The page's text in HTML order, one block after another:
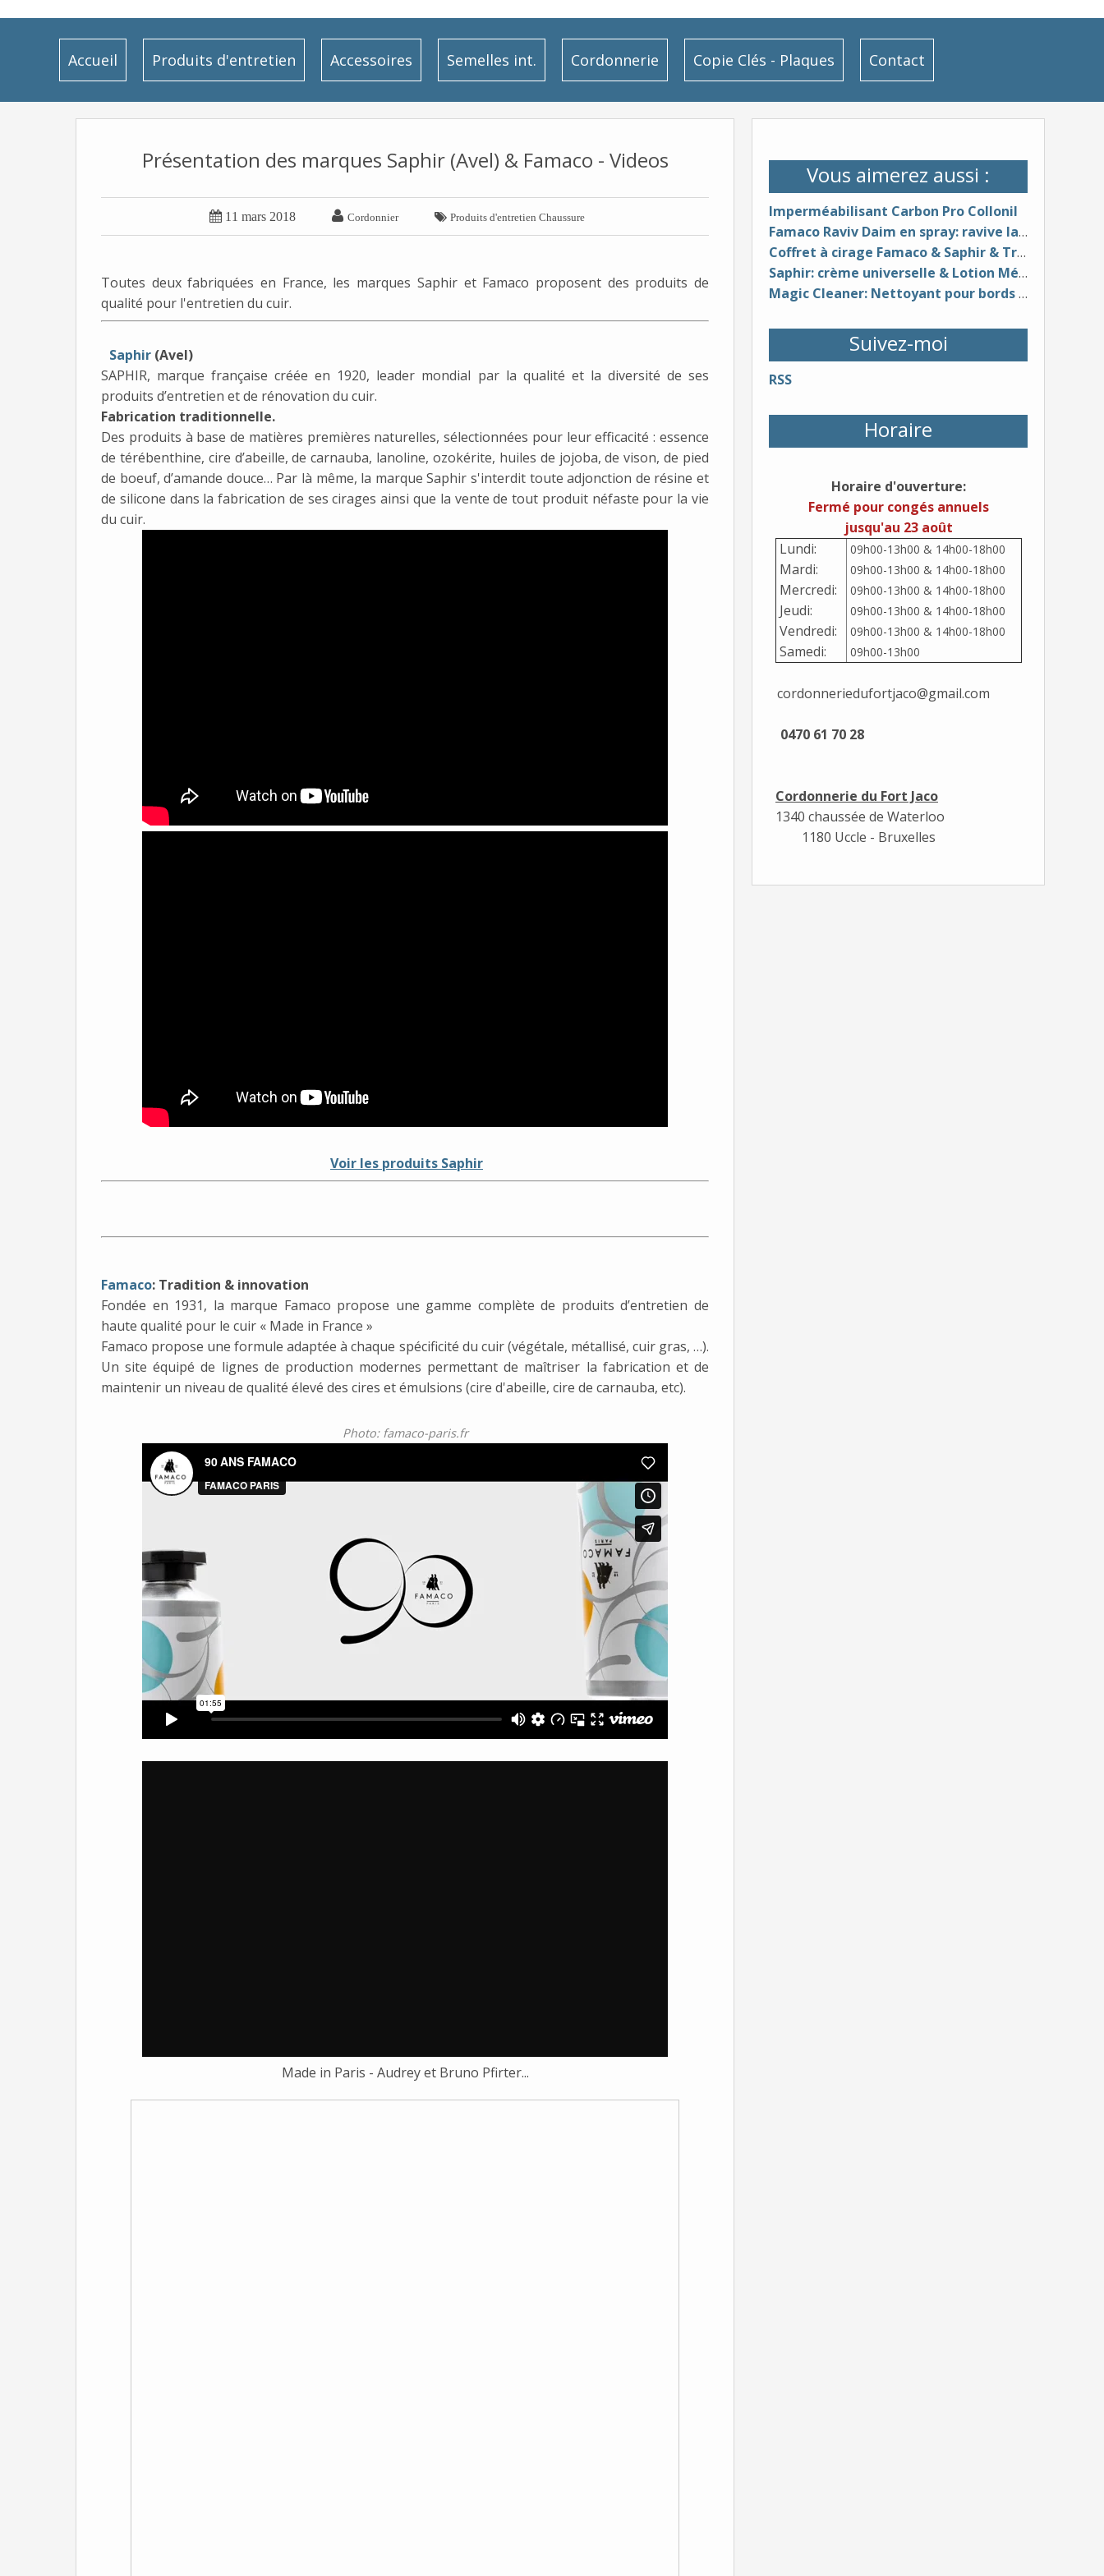
Accueil Produits d'entretien Accessoires Semelles int. Cordonnerie Copie Clés - Plaques Contact
Vous aimerez aussi :
Imperméabilisant Carbon Pro Collonil
Famaco Raviv Daim en spray: ravive la couleur du daim
Coffret à cirage Famaco & Saphir & Trousse de voyage Famaco
Saphir: crème universelle & Lotion Médaille d'Or 1925 pour cuirs (cire d'abeille & huile de jojoba, huile de vison)
Magic Cleaner: Nettoyant pour bords de semelles clairs & Magic Upper Cleaner & Protector
Suivez-moi
RSS
Horaire
Horaire d'ouverture:
Fermé pour congés annuels
jusqu'au 23 août
Lundi:
Mardi:
Mercredi:
Jeudi:
Vendredi:
Samedi:
09h00-13h00 & 14h00-18h00
09h00-13h00 & 14h00-18h00
09h00-13h00 & 14h00-18h00
09h00-13h00 & 14h00-18h00
09h00-13h00 & 14h00-18h00
09h00-13h00
cordonneriedufortjaco@gmail.com
0470 61 70 28
Cordonnerie du Fort Jaco
1340 chaussée de Waterloo
1180 Uccle - Bruxelles
Présentation des marques Saphir (Avel) & Famaco - Videos
 11 mars 2018  Cordonnier  Produits d'entretien Chaussure
Toutes deux fabriquées en France, les marques Saphir et Famaco proposent des produits de
qualité pour l'entretien du cuir.
Saphir (Avel)
SAPHIR, marque française créée en 1920, leader mondial par la qualité et la diversité de ses
produits d’entretien et de rénovation du cuir.
Fabrication traditionnelle.
Des produits à base de matières premières naturelles, sélectionnées pour leur efficacité : essence
de térébenthine, cire d’abeille, de carnauba, lanoline, ozokérite, huiles de jojoba, de vison, de pied
de boeuf, d’amande douce… Par là même, la marque Saphir s'interdit toute adjonction de résine et
de silicone dans la fabrication de ses cirages ainsi que la vente de tout produit néfaste pour la vie
du cuir.
Voir les produits Saphir
Famaco: Tradition & innovation
Fondée en 1931, la marque Famaco propose une gamme complète de produits d’entretien de
haute qualité pour le cuir « Made in France »
Famaco propose une formule adaptée à chaque spécificité du cuir (végétale, métallisé, cuir gras, …).
Un site équipé de lignes de production modernes permettant de maîtriser la fabrication et de
maintenir un niveau de qualité élevé des cires et émulsions (cire d'abeille, cire de carnauba, etc).
Photo: famaco-paris.fr
Made in Paris - Audrey et Bruno Pfirter...